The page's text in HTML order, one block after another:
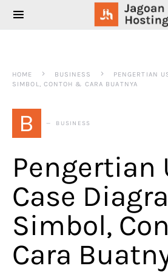
SEARCH FOR:
HOME BUSINESS
PENGERTIAN
SIMBOL, CONTOH & CARA BUATNYA
B BUSINESS
Pengertian
Case
Simbol,
Cara